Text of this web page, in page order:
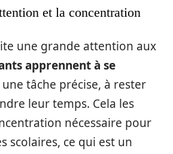
et la concentration
une grande attention aux
apprennent à se
tâche précise, à rester
leur temps. Cela les
nécessaire pour
scolaires, ce qui est un